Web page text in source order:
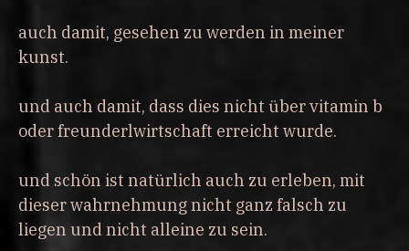
auch damit, gesehen zu werden in meiner
kunst.
und auch damit, dass dies nicht über vitamin b
oder freunderlwirtschaft erreicht wurde.
und schön ist natürlich auch zu erleben, mit
dieser wahrnehmung nicht ganz falsch zu
liegen und nicht alleine zu sein.